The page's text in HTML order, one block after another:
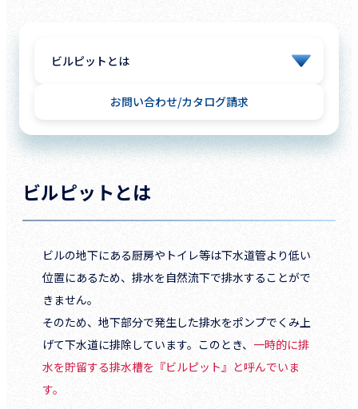
お問い合わせ カタログ請求
ビルピットとは
ビルの地下にある厨房やトイレ等は下水道管より低い
位置にあるため、排水を自然流下で排水することがで
きません。
そのため、地下部分で発生した排水をポンプでくみ上
げて下水道に排除しています。このとき、 一時的に排
水を貯留する排水槽を『ビルピット』と呼んでいま
す。